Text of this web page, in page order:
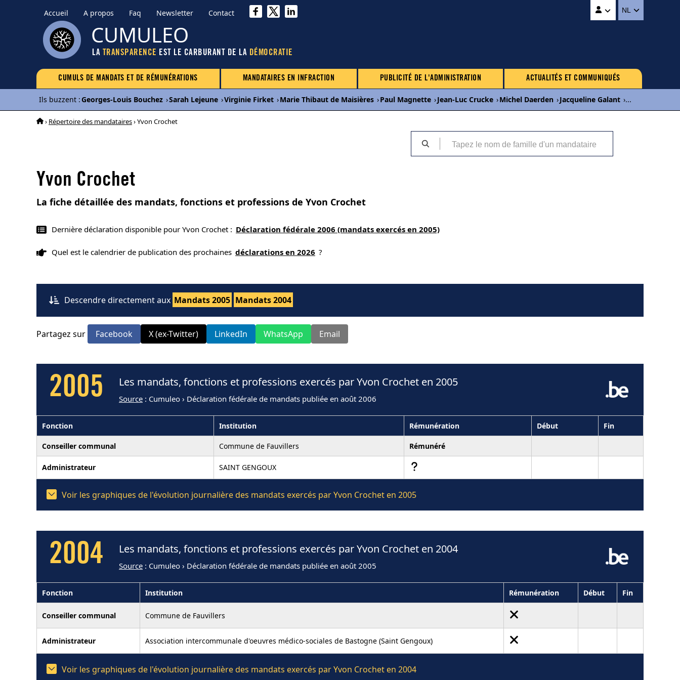
Accueil A propos Faq Newsletter Contact NL
CUMULEO
LA TRANSPARENCE EST LE CARBURANT DE LA DÉMOCRATIE
CUMULS DE MANDATS ET DE RÉMUNÉRATIONS MANDATAIRES EN INFRACTION PUBLICITÉ DE L'ADMINISTRATION ACTUALITÉS ET COMMUNIQUÉS
Ils buzzent :Georges-Louis Bouchez ›Sarah Lejeune ›Virginie Firket ›Marie Thibaut de Maisières ›Paul Magnette ›Jean-Luc Crucke ›Michel Daerden ›Jacqueline Galant ›...
› Répertoire des mandataires› Yvon Crochet
Yvon Crochet
La fiche détaillée des mandats, fonctions et professions de Yvon Crochet
Dernière déclaration disponible pour Yvon Crochet : Déclaration fédérale 2006 (mandats exercés en 2005)
Quel est le calendrier de publication des prochaines déclarations en 2026 ?
Descendre directement aux Mandats 2005 Mandats 2004
Partagez sur Facebook X (ex-Twitter) LinkedIn WhatsApp Email
2005 Les mandats, fonctions et professions exercés par Yvon Crochet en 2005
Source : Cumuleo › Déclaration fédérale de mandats publiée en août 2006
Fonction Institution Rémunération Début Fin
Conseiller communal Commune de Fauvillers Rémunéré
Administrateur SAINT GENGOUX
Voir les graphiques de l'évolution journalière des mandats exercés par Yvon Crochet en 2005
2004 Les mandats, fonctions et professions exercés par Yvon Crochet en 2004
Source : Cumuleo › Déclaration fédérale de mandats publiée en août 2005
Fonction Institution Rémunération Début Fin
Conseiller communal Commune de Fauvillers
Administrateur Association intercommunale d'oeuvres médico-sociales de Bastogne (Saint Gengoux)
Voir les graphiques de l'évolution journalière des mandats exercés par Yvon Crochet en 2004